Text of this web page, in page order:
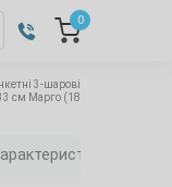
0
3-шарові
см Марго (18